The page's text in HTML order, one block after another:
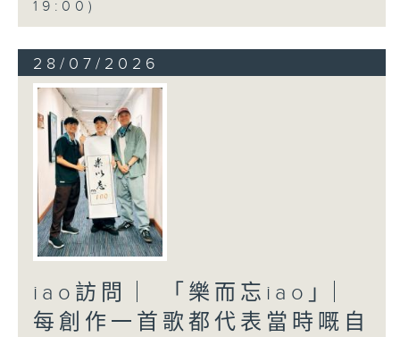
19:00)
28/07/2026
iao訪問 ︳「樂而忘iao」︳
每創作一首歌都代表當時嘅自